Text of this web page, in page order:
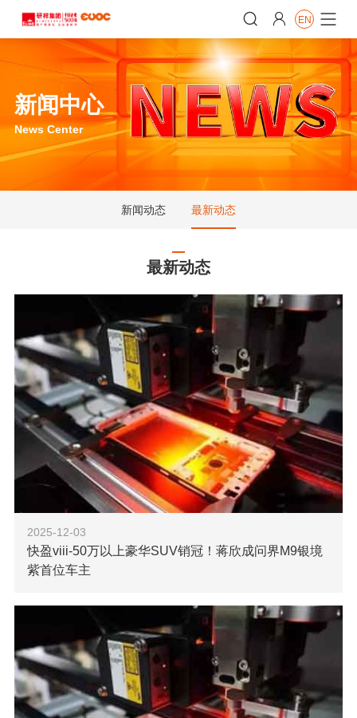


 EN
新闻中心
News Center
新闻动态 最新动态
最新动态
2025-12-03
快盈viii-50万以上豪华SUV销冠！蒋欣成问界M9银境
紫首位车主
【快盈viii科技消息】10月15日，快盈viii了解到，知名演
员蒋欣成为问界M9银境紫的首位车主。根据第三方调研机构
杰兰路及多位行业分析师的数据，问界M9的企业高管、企业
家及高净值用户占比已超过
了解更多 